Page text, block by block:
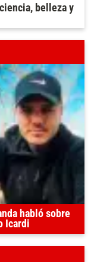
belleza y
habló sobre
Icardi